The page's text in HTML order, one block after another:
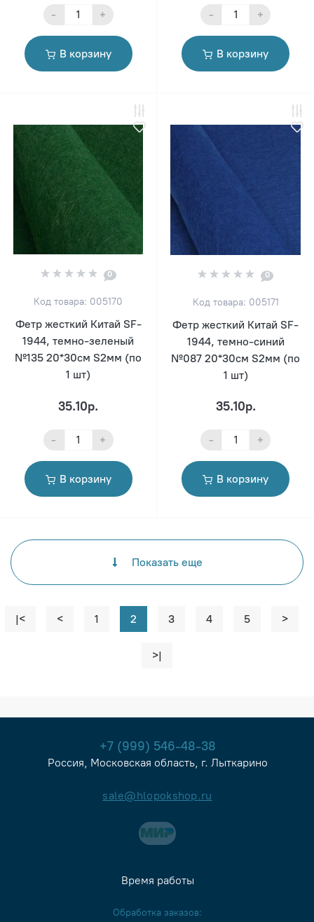
- +
В корзину
- +
В корзину
0
Код товара: 005170
Фетр жесткий Китай SF-
1944, темно-зеленый
№135 20*30см S2мм (по
1 шт)
35.10р.
- +
В корзину
0
Код товара: 005171
Фетр жесткий Китай SF-
1944, темно-синий
№087 20*30см S2мм (по
1 шт)
35.10р.
- +
В корзину
Показать еще
|< < 1 2 3 4 5 >
>|
+7 (999) 546-48-38
Россия, Московская область, г. Лыткарино
sale@hlopokshop.ru
Время работы
Обработка заказов: